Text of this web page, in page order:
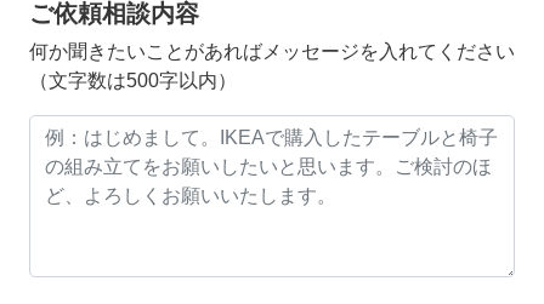
ご依頼相談内容
何か聞きたいことがあればメッセージを入れてください
（文字数は500字以内）